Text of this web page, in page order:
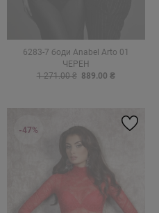
6283-7 боди Anabel Arto 01
ЧЕРЕН
1 271.00 ₴ 889.00 ₴
-47%